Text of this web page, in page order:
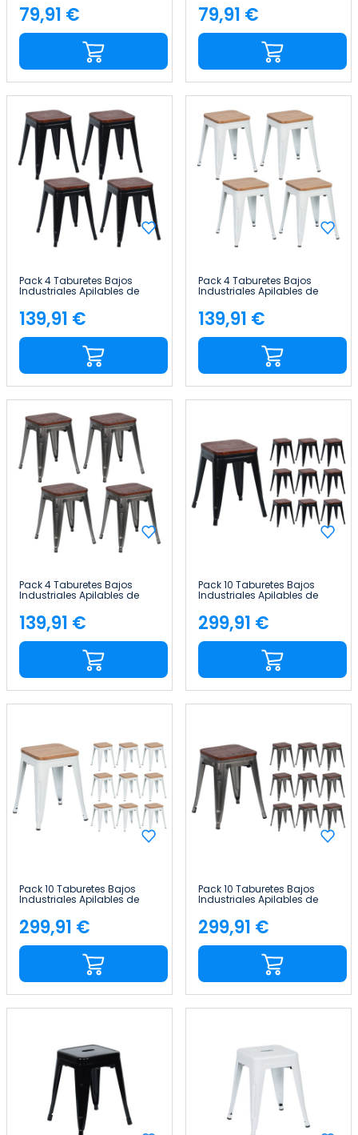
38x38x46cm Thinia Home
Precio
79,91 € 38x38x46cm Thinia Home
Precio
79,91 €
Pack 4 Taburetes Bajos
Industriales Apilables de
Acero y Madera
38x38x46cm Thinia Home
Precio
139,91 €
Pack 4 Taburetes Bajos
Industriales Apilables de
Acero y Madera
38x38x46cm Thinia Home
Precio
139,91 €
Pack 4 Taburetes Bajos
Industriales Apilables de
Acero y Madera
38x38x46cm Thinia Home
Precio
139,91 €
Pack 10 Taburetes Bajos
Industriales Apilables de
Acero y Madera
38x38x46cm Thinia Home
Precio
299,91 €
Pack 10 Taburetes Bajos
Industriales Apilables de
Acero y Madera
38x38x46cm Thinia Home
Precio
299,91 €
Pack 10 Taburetes Bajos
Industriales Apilables de
Acero y Madera
38x38x46cm Thinia Home
Precio
299,91 €